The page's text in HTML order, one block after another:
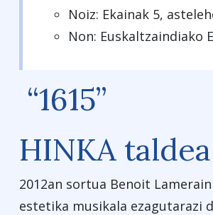
Noiz: Ekainak 5,
Non: Euskaltzaindiako
“1615”
HINKA taldea
2012an sortua Benoit
estetika musikala ezagutarazi